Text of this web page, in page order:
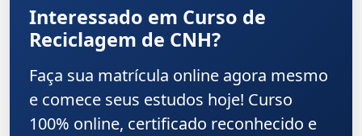
Interessado em Curso de
Reciclagem de CNH?
Faça sua matrícula online agora mesmo
e comece seus estudos hoje! Curso
100% online, certificado reconhecido e